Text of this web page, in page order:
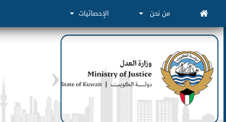
من نحن الإحصائيات